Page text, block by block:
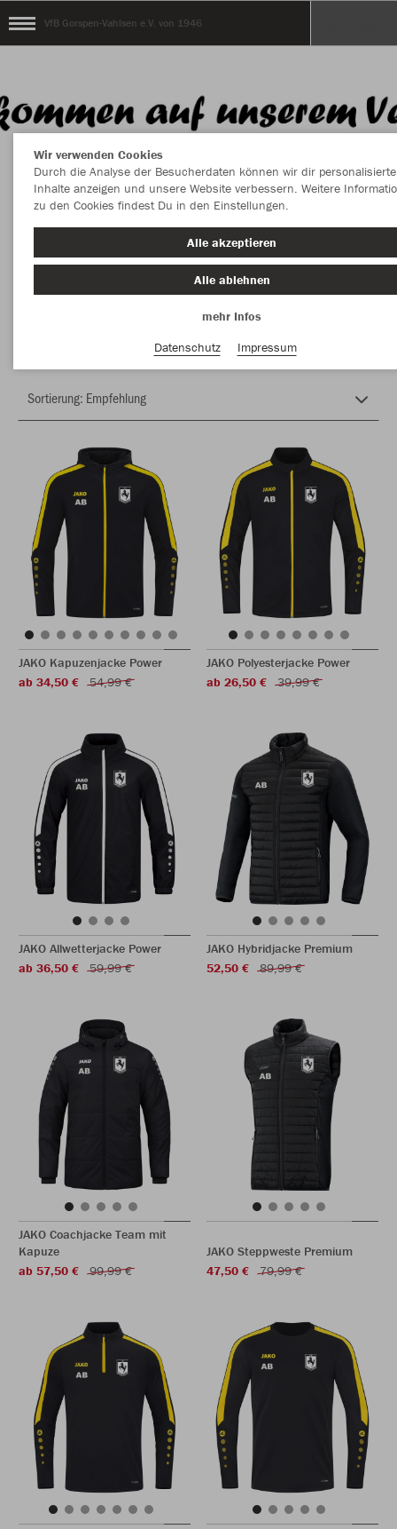
VfB Gorspen-Vahlsen e.V. von 1946
Herzlich Willkommen im Teamshop VfB
Gorspen-Vahlsen e.V. von 1946
JAKO Kapuzenjacke Power
ab 34,50 €
54,99 €
JAKO Polyesterjacke Power
ab 26,50 €
39,99 €
JAKO Allwetterjacke Power
ab 36,50 €
59,99 €
JAKO Hybridjacke Premium
52,50 €
89,99 €
JAKO Coachjacke Team mit
Kapuze
ab 57,50 €
99,99 €
JAKO Steppweste Premium
47,50 €
79,99 €
Wir verwenden Cookies
Durch die Analyse der Besucherdaten können wir dir personalisierte
Inhalte anzeigen und unsere Website verbessern. Weitere
zu den Cookies findest Du in den Einstellungen.
Alle akzeptieren
Alle ablehnen
mehr Infos
Datenschutz
Impressum